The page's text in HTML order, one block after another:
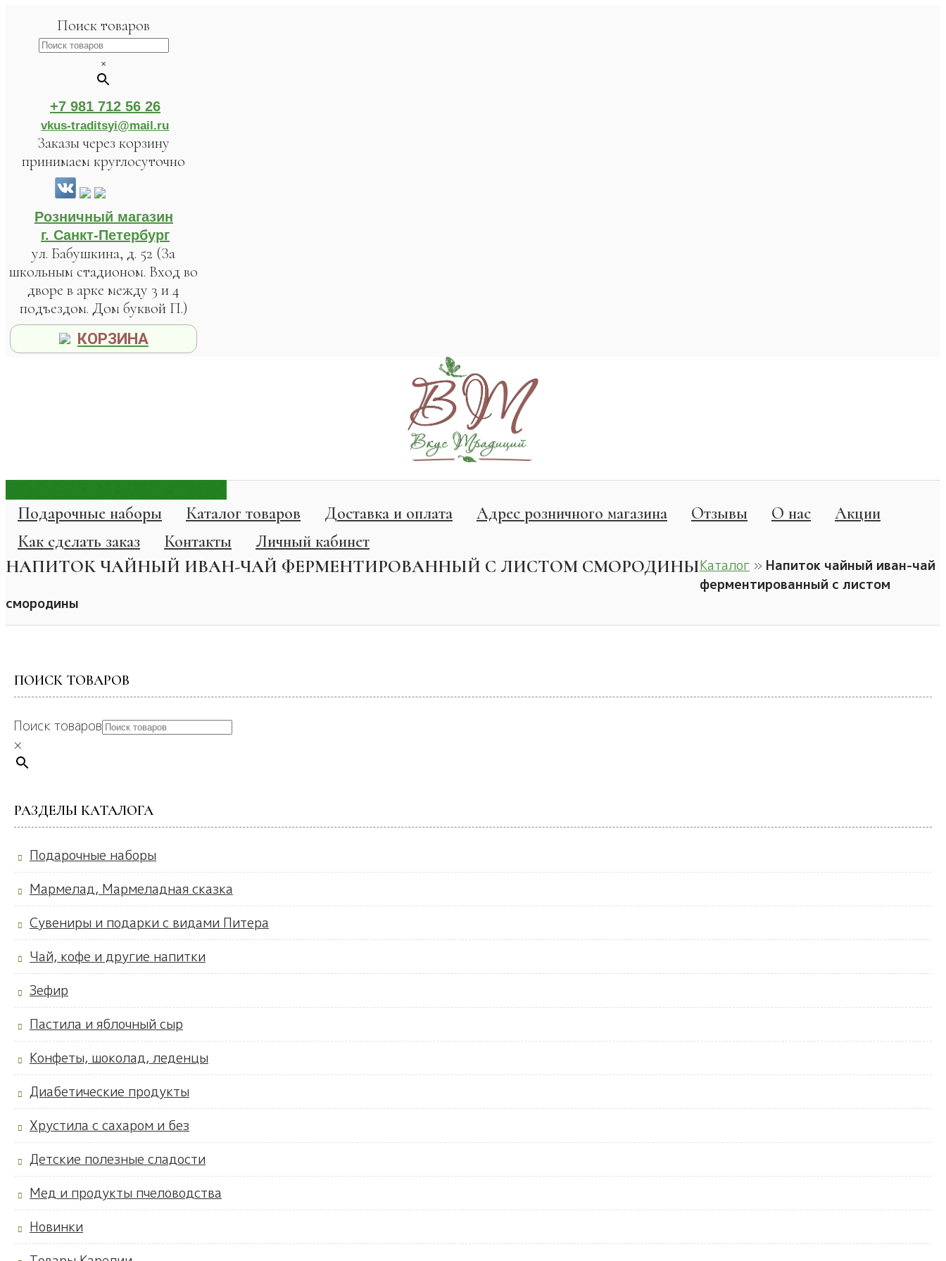
Поиск товаров
×
+7 981 712 56 26
vkus-traditsyi@mail.ru
Заказы через корзину
принимаем круглосуточно
Розничный магазин
г. Санкт-Петербург
ул. Бабушкина, д. 52 (За
школьным стадионом. Вход во
дворе в арке между 3 и 4
подъездом. Дом буквой П.)
КОРЗИНА
Подарочные наборы Каталог товаров Доставка и оплата Адрес розничного магазина Отзывы О нас
Акции
Как сделать заказ
Контакты Личный кабинет
НАПИТОК ЧАЙНЫЙ ИВАН-ЧАЙ ФЕРМЕНТИРОВАННЫЙ С ЛИСТОМ СМОРОДИНЫКаталог » Напиток чайный иван-чай
ферментированный с листом
смородины
ПОИСК ТОВАРОВ
Поиск товаров
×
РАЗДЕЛЫ КАТАЛОГА
Подарочные наборы
Мармелад, Мармеладная сказка
Сувениры и подарки с видами Питера
Чай, кофе и другие напитки
Зефир
Пастила и яблочный сыр
Конфеты, шоколад, леденцы
Диабетические продукты
Хрустила с сахаром и без
Детские полезные сладости
Мед и продукты пчеловодства
Новинки